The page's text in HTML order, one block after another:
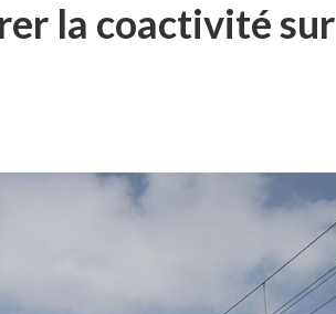
la coactivité sur